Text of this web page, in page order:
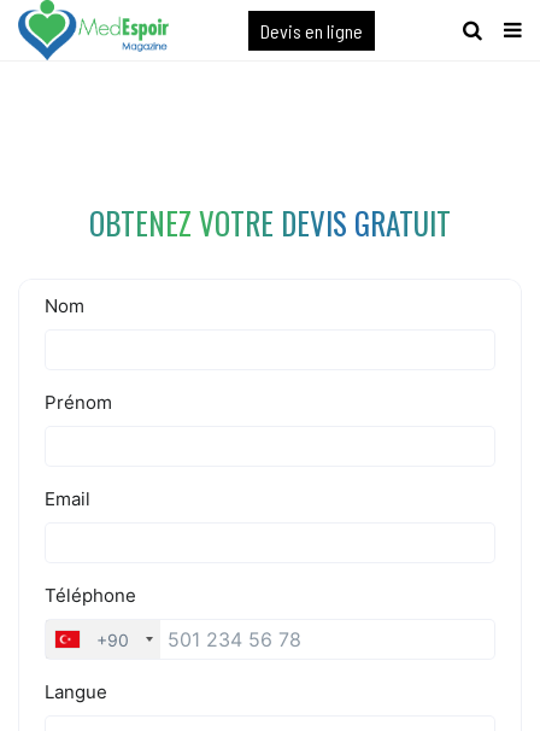
[maxbutton name="devis express"]
Devis en ligne
OBTENEZ VOTRE DEVIS GRATUIT